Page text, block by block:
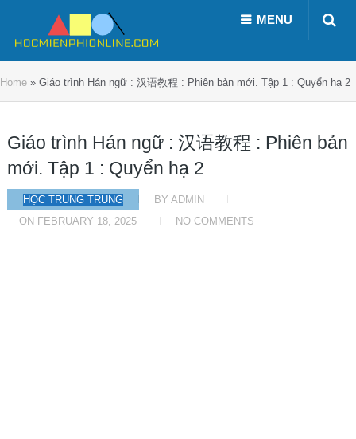
MENU
Home » Giáo trình Hán ngữ : 汉语教程 : Phiên bản mới. Tập 1 : Quyển hạ 2
Giáo trình Hán ngữ : 汉语教程 : Phiên bản
mới. Tập 1 : Quyển hạ 2
HỌC TRUNG TRUNG BY ADMIN
ON FEBRUARY 18, 2025 NO COMMENTS